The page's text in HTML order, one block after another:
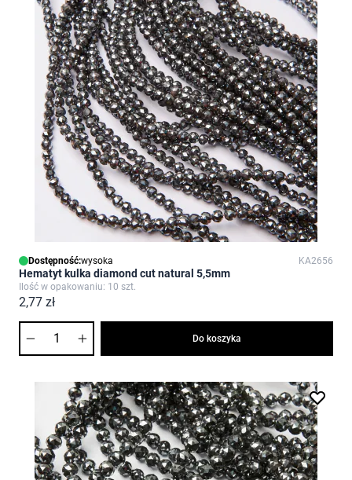
Dostępność:wysoka KA2656
Hematyt kulka diamond cut natural 5,5mm
Ilość w opakowaniu: 10 szt.
2,77 zł
Do koszyka